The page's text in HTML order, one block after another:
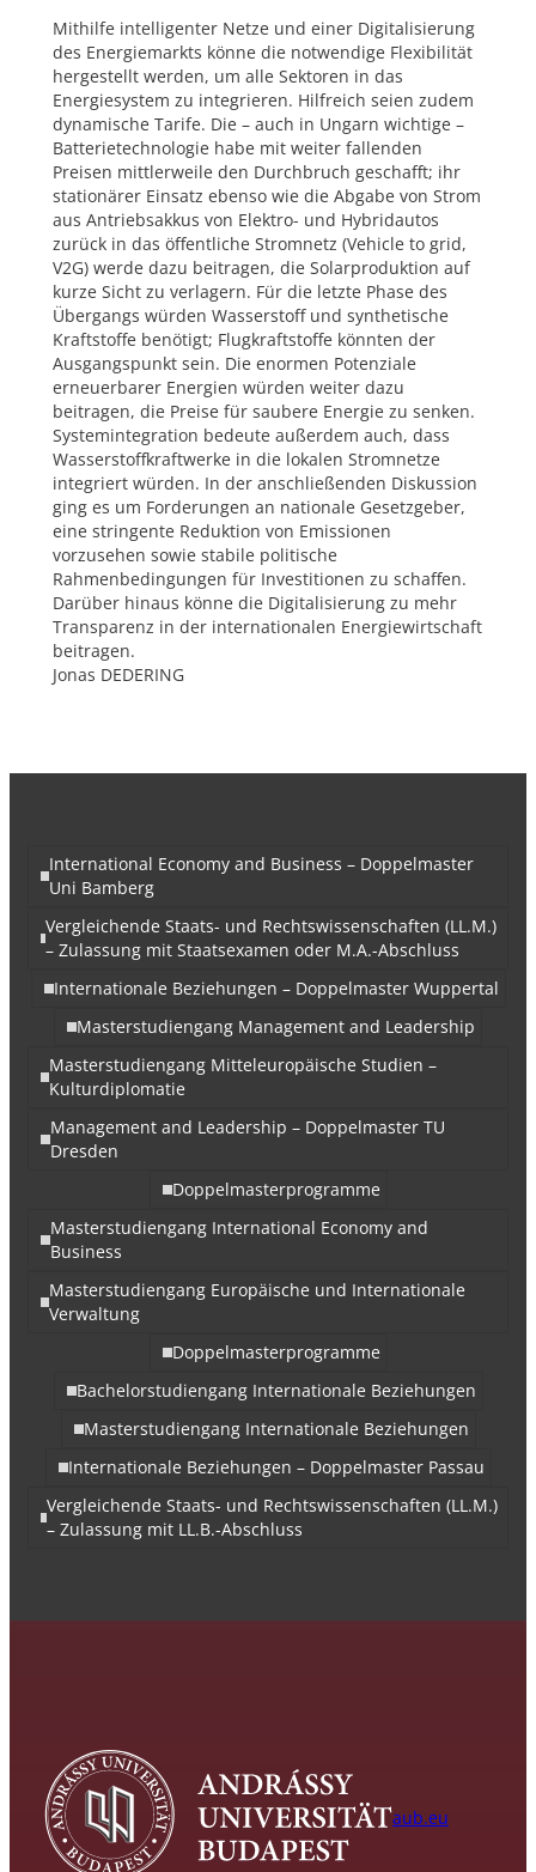
Mithilfe intelligenter Netze und einer Digitalisierung
des Energiemarkts könne die notwendige Flexibilität
hergestellt werden, um alle Sektoren in das
Energiesystem zu integrieren. Hilfreich seien zudem
dynamische Tarife. Die – auch in Ungarn wichtige –
Batterietechnologie habe mit weiter fallenden
Preisen mittlerweile den Durchbruch geschafft; ihr
stationärer Einsatz ebenso wie die Abgabe von Strom
aus Antriebsakkus von Elektro- und Hybridautos
zurück in das öffentliche Stromnetz (Vehicle to grid,
V2G) werde dazu beitragen, die Solarproduktion auf
kurze Sicht zu verlagern. Für die letzte Phase des
Übergangs würden Wasserstoff und synthetische
Kraftstoffe benötigt; Flugkraftstoffe könnten der
Ausgangspunkt sein. Die enormen Potenziale
erneuerbarer Energien würden weiter dazu
beitragen, die Preise für saubere Energie zu senken.
Systemintegration bedeute außerdem auch, dass
Wasserstoffkraftwerke in die lokalen Stromnetze
integriert würden. In der anschließenden Diskussion
ging es um Forderungen an nationale Gesetzgeber,
eine stringente Reduktion von Emissionen
vorzusehen sowie stabile politische
Rahmenbedingungen für Investitionen zu schaffen.
Darüber hinaus könne die Digitalisierung zu mehr
Transparenz in der internationalen Energiewirtschaft
beitragen.
Jonas DEDERING
International Economy and Business – Doppelmaster
Uni Bamberg
Vergleichende Staats- und Rechtswissenschaften (LL.M.)
– Zulassung mit Staatsexamen oder M.A.-Abschluss
Internationale Beziehungen – Doppelmaster Wuppertal
Masterstudiengang Management and Leadership
Masterstudiengang Mitteleuropäische Studien –
Kulturdiplomatie
Management and Leadership – Doppelmaster TU
Dresden
Doppelmasterprogramme
Masterstudiengang International Economy and
Business
Masterstudiengang Europäische und Internationale
Verwaltung
Doppelmasterprogramme
Bachelorstudiengang Internationale Beziehungen
Masterstudiengang Internationale Beziehungen
Internationale Beziehungen – Doppelmaster Passau
Vergleichende Staats- und Rechtswissenschaften (LL.M.)
– Zulassung mit LL.B.-Abschluss
aub.eu